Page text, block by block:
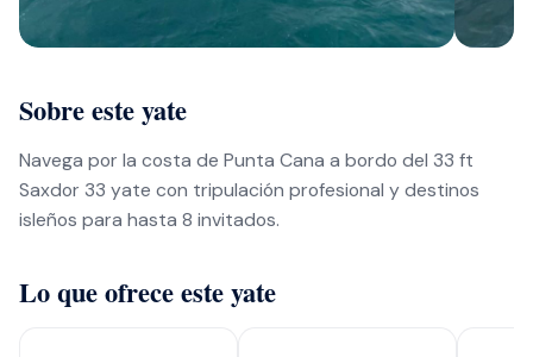
Sobre este yate
Navega por la costa de Punta Cana a bordo del 33 ft
Saxdor 33 yate con tripulación profesional y destinos
isleños para hasta 8 invitados.
Lo que ofrece este yate